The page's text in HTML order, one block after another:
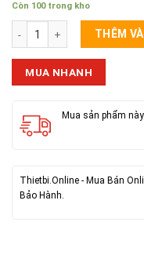
Còn 100 trong kho
Loa Karaoke Bluetooth SK-
THÊM
MUA NHANH
Mua sản phẩm
Thietbi.Online - Mua Bán
Bảo Hành.